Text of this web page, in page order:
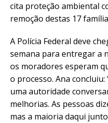
cita proteção ambiental
remoção destas 17
A Polícia Federal deve
semana para entregar a
os moradores esperam
o processo. Ana concluiu:
uma autoridade
melhorias. As pessoas
mas a maioria daqui